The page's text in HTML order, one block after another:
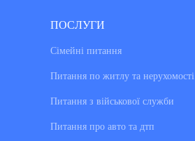
ПОСЛУГИ
Сімейні питання
Питання по житлу та нерухомості
Питання з військової служби
Питання про авто та дтп